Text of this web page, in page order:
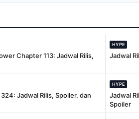
Chapter 113: Jadwal Rilis,
HYPE
Jadwal
Jadwal Rilis, Spoiler, dan
HYPE
Jadwal
Spoiler